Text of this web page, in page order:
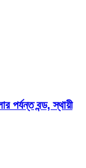
পর্যন্ত বন্ড, স্থায়ী